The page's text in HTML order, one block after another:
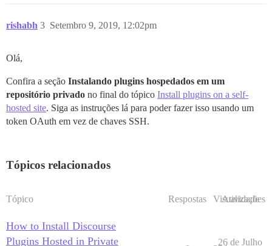
rishabh Setembro 9, 2019, 12:02pm
3
Olá,
Confira a seção Instalando plugins hospedados em um
repositório privado no final do tópico Install plugins on a self-
hosted site. Siga as instruções lá para poder fazer isso usando um
token OAuth em vez de chaves SSH.
Tópicos relacionados
Tópico Respostas Visualizações
Atividade
How to Install Discourse
Plugins Hosted in Private
26 de Julho